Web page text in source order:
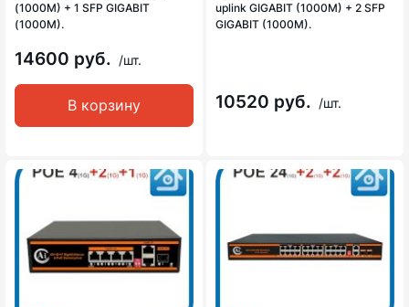
(1000M) + 1 SFP GIGABIT
(1000M).
14600 руб. /шт.
В корзину
uplink GIGABIT (1000M) + 2 SFP
GIGABIT (1000M).
10520 руб. /шт.